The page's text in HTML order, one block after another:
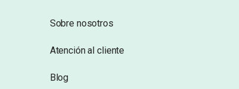
Sobre nosotros
Atención al cliente
Blog